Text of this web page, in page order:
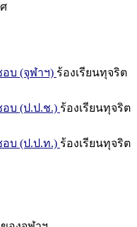
บ (จุฬาฯ) ร้องเรียนทุจริต
บ (ป.ป.ช.) ร้องเรียนทุจริต
บ (ป.ป.ท.) ร้องเรียนทุจริต